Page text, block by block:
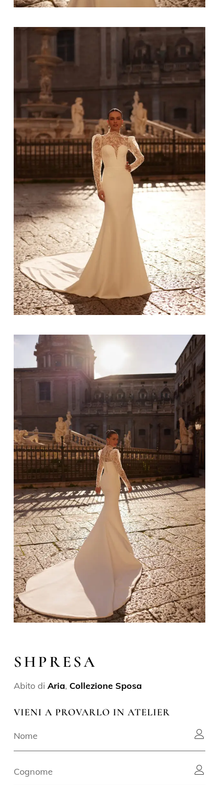
SHPRESA
Abito diAria, Collezione Sposa
VIENI A PROVARLO IN ATELIER